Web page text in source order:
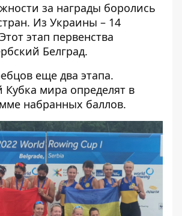
за награды боролись
Из Украины – 14
этап первенства
Белград.
еще два этапа.
Кубка мира определят в
набранных баллов.